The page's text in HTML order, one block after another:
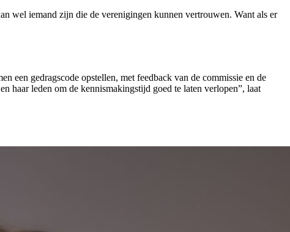
wel iemand zijn die de verenigingen kunnen vertrouwen. Want als er
een gedragscode opstellen, met feedback van de commissie en de
haar leden om de kennismakingstijd goed te laten verlopen”, laat